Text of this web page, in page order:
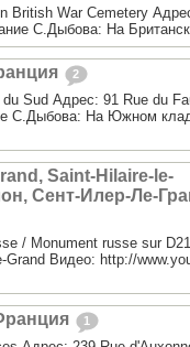
British War Cemetery
С.Дыбова: На
2
du Sud Адрес: 91 Rue du
С.Дыбова: На Южном
Saint-Hilaire-le-
Сент-Илер-Ле-
/ Monument russe sur
Grand Видео: http://
1